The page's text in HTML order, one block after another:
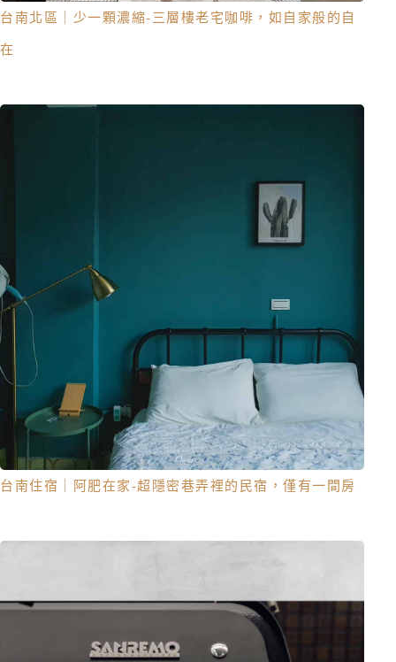
台南北區｜少一顆濃縮-三層樓老宅咖啡，如自家般的自
在
台南住宿｜阿肥在家-超隱密巷弄裡的民宿，僅有一間房